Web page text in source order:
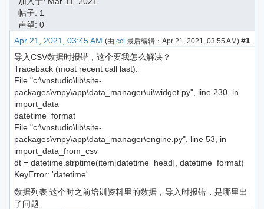
帖子: 1
声望: 0
Apr 21, 2021, 03:45 AM (由 ccl 最后编辑： Apr 21, 2021, 03:55 AM) #1
导入CSV数据时报错，这个要我怎么解决？
Traceback (most recent call last):
File "c:\vnstudio\lib\site-
packages\vnpy\app\data_manager\ui\widget.py", line 230, in
import_data
datetime_format
File "c:\vnstudio\lib\site-
packages\vnpy\app\data_manager\engine.py", line 53, in
import_data_from_csv
dt = datetime.strptime(item[datetime_head], datetime_format)
KeyError: 'datetime'
数据列表 这个时之前培训资料里的数据，导入时报错，是哪里出
了问题